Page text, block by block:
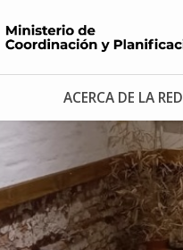
ACERCA DE LA RED